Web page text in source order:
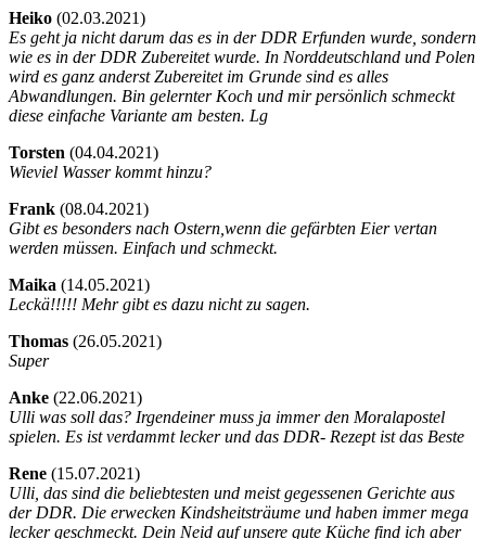
Heiko (02.03.2021)
Es geht ja nicht darum das es in der DDR Erfunden wurde, sondern
wie es in der DDR Zubereitet wurde. In Norddeutschland und Polen
wird es ganz anderst Zubereitet im Grunde sind es alles
Abwandlungen. Bin gelernter Koch und mir persönlich schmeckt
diese einfache Variante am besten. Lg
Torsten (04.04.2021)
Wieviel Wasser kommt hinzu?
Frank (08.04.2021)
Gibt es besonders nach Ostern,wenn die gefärbten Eier vertan
werden müssen. Einfach und schmeckt.
Maika (14.05.2021)
Leckä!!!!! Mehr gibt es dazu nicht zu sagen.
Thomas (26.05.2021)
Super
Anke (22.06.2021)
Ulli was soll das? Irgendeiner muss ja immer den Moralapostel
spielen. Es ist verdammt lecker und das DDR- Rezept ist das Beste
Rene (15.07.2021)
Ulli, das sind die beliebtesten und meist gegessenen Gerichte aus
der DDR. Die erwecken Kindsheitsträume und haben immer mega
lecker geschmeckt. Dein Neid auf unsere gute Küche find ich aber